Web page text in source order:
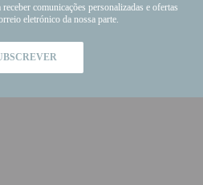
comunicações personalizadas e ofertas
eletrónico da nossa parte.